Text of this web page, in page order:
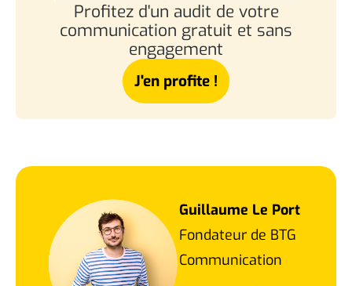
Profitez d'un audit de votre
communication gratuit et sans
engagement
J'en profite !
Guillaume Le Port
Fondateur de BTG
Communication